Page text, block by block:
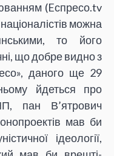
(Eспресо.tv
можна
то його
що добре видно з
даного ще 29
йдеться про
пан В’ятрович
мав би
ідеології,